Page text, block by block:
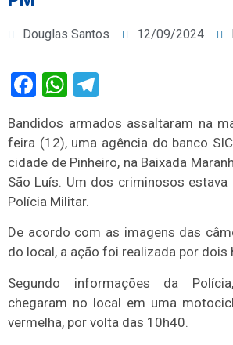
Douglas Santos 12/09/2024
Facebook
WhatsApp
Bandidos armados assaltaram na
feira (12), uma agência do banco
cidade de Pinheiro, na Baixada
São Luís. Um dos criminosos
Polícia Militar.
De acordo com as imagens das
do local, a ação foi realizada por dois
Segundo informações da
chegaram no local em uma
vermelha, por volta das 10h40.